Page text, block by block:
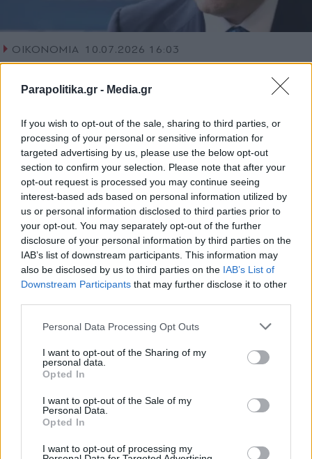
Parapolitika.gr - Media.gr
If you wish to opt-out of the sale, sharing to third parties, or
processing of your personal or sensitive information for
targeted advertising by us, please use the below opt-out
section to confirm your selection. Please note that after your
opt-out request is processed you may continue seeing
interest-based ads based on personal information utilized by
us or personal information disclosed to third parties prior to
your opt-out. You may separately opt-out of the further
disclosure of your personal information by third parties on the
IAB’s list of downstream participants. This information may
also be disclosed by us to third parties on the IAB’s List of
Downstream Participants that may further disclose it to other
Personal Data Processing Opt Outs
I want to opt-out of the Sharing of my
personal data.
Opted In
I want to opt-out of the Sale of my
Personal Data.
Opted In
I want to opt-out of processing my
ΟΙΚΟΝΟΜΙΑ 10.07.2026 16:03
PARAPOLITIKA NEWSROOM
Πιερρακάκης: Στηρίζουμε την επίτευξη
εποπτεία των αγορών έως τον Οκτώβριο
(Βίντεο)
Εγγραφή στο newsletter
Αποδέχομαι τους
και την πολιτική απορρήτου